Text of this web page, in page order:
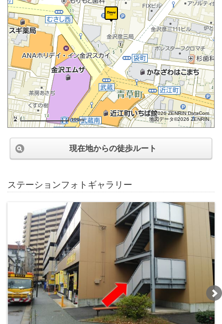
100m
©2026 ZENRIN DataCom
地図データ©2026 ZENRIN
現在地からの徒歩ルート
ステーションフォトギャラリー